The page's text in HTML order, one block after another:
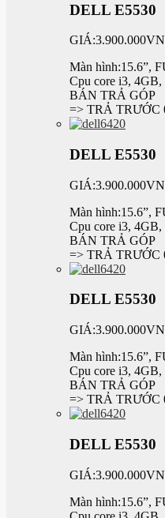
DELL E5530
Màn hình:15.6”,
Cpu core i3, 4GB,
BÁN TRẢ GÓP
=> TRẢ
DELL E5530
Màn hình:15.6”,
Cpu core i3, 4GB,
BÁN TRẢ GÓP
=> TRẢ
DELL E5530
Màn hình:15.6”,
Cpu core i3, 4GB,
BÁN TRẢ GÓP
=> TRẢ
DELL E5530
Màn hình:15.6”,